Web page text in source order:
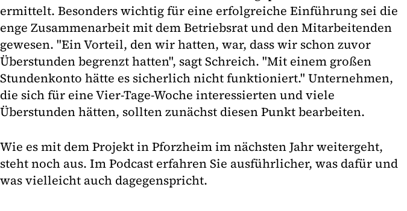
ermittelt. Besonders wichtig für eine erfolgreiche Einführung sei die
enge Zusammenarbeit mit dem Betriebsrat und den Mitarbeitenden
gewesen. "Ein Vorteil, den wir hatten, war, dass wir schon zuvor
Überstunden begrenzt hatten", sagt Schreich. "Mit einem großen
Stundenkonto hätte es sicherlich nicht funktioniert." Unternehmen,
die sich für eine Vier-Tage-Woche interessierten und viele
Überstunden hätten, sollten zunächst diesen Punkt bearbeiten.
Wie es mit dem Projekt in Pforzheim im nächsten Jahr weitergeht,
steht noch aus. Im Podcast erfahren Sie ausführlicher, was dafür und
was vielleicht auch dagegenspricht.